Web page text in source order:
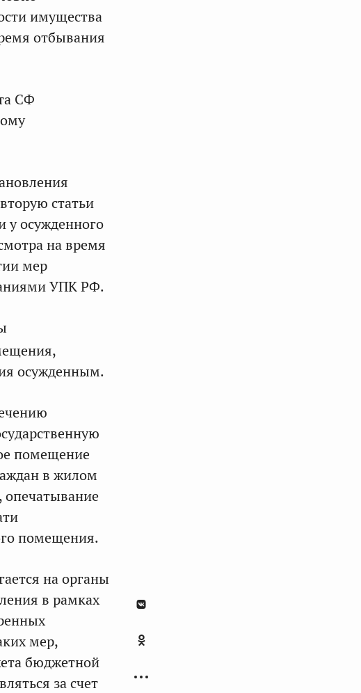
имущества
отбывания
СФ
статьи
у осужденного
на время
мер
УПК РФ.
осужденным.
помещение
в жилом
помещения.
на органы
в рамках
мер,
бюджетной
за счет